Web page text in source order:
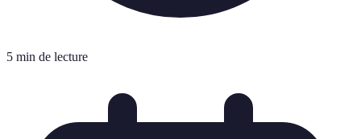
5 min de lecture